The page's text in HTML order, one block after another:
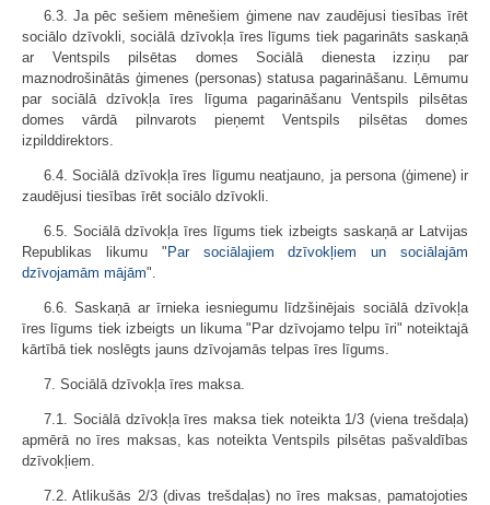
6.3. Ja pēc sešiem mēnešiem ģimene nav zaudējusi tiesības īrēt
sociālo dzīvokli, sociālā dzīvokļa īres līgums tiek pagarināts saskaņā
ar Ventspils pilsētas domes Sociālā dienesta izziņu par
maznodrošinātās ģimenes (personas) statusa pagarināšanu. Lēmumu
par sociālā dzīvokļa īres līguma pagarināšanu Ventspils pilsētas
domes vārdā pilnvarots pieņemt Ventspils pilsētas domes
izpilddirektors.
6.4. Sociālā dzīvokļa īres līgumu neatjauno, ja persona (ģimene) ir
zaudējusi tiesības īrēt sociālo dzīvokli.
6.5. Sociālā dzīvokļa īres līgums tiek izbeigts saskaņā ar Latvijas
Republikas likumu " Par sociālajiem dzīvokļiem un sociālajām
dzīvojamām mājām".
6.6. Saskaņā ar īrnieka iesniegumu līdzšinējais sociālā dzīvokļa
īres līgums tiek izbeigts un likuma "Par dzīvojamo telpu īri" noteiktajā
kārtībā tiek noslēgts jauns dzīvojamās telpas īres līgums.
7. Sociālā dzīvokļa īres maksa.
7.1. Sociālā dzīvokļa īres maksa tiek noteikta 1/3 (viena trešdaļa)
apmērā no īres maksas, kas noteikta Ventspils pilsētas pašvaldības
dzīvokļiem.
7.2. Atlikušās 2/3 (divas trešdaļas) no īres maksas, pamatojoties